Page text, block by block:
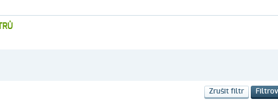
Zrušit filtr